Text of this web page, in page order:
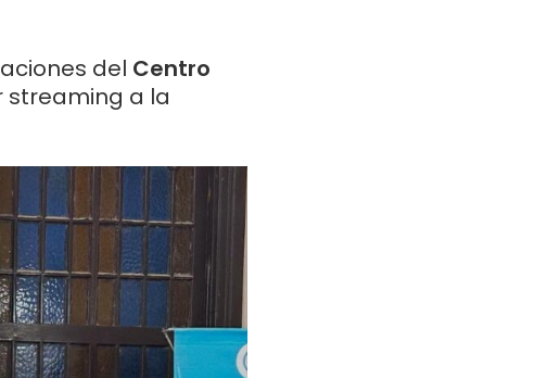
del Centro
streaming a la